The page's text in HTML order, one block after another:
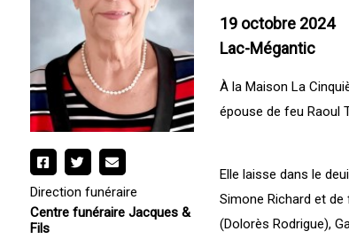
Direction funéraire
Centre funéraire Jacques &
Fils
19 octobre 2024
Lac-Mégantic
À la Maison La
épouse de feu Raoul
Elle laisse dans le
Simone Richard et de
(Dolorès Rodrigue),